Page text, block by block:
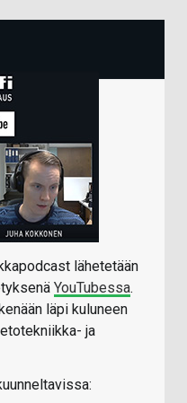
lähetetään
YouTubessa.
läpi kuluneen
ja